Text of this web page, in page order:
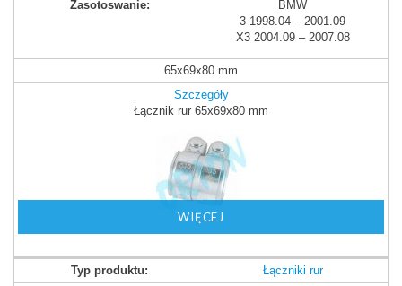
BMW
3 1998.04 – 2001.09
X3 2004.09 – 2007.08
65x69x80 mm
Szczegóły
Łącznik rur 65x69x80 mm
WIĘCEJ
Łączniki rur